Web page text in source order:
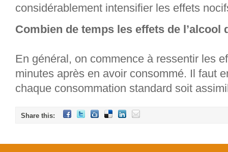
considérablement intensifier les effets
Combien de temps les effets de l’alcool
En général, on commence à ressentir les
minutes après en avoir consommé. Il faut
chaque consommation standard soit
Share this: